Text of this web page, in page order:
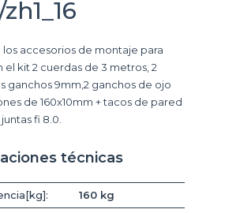
los accesorios de montaje para
el kit 2 cuerdas de 3 metros, 2
ganchos 9mm,2 ganchos de ojo
de 160x10mm + tacos de pared
fi 8.0.
técnicas
160 kg